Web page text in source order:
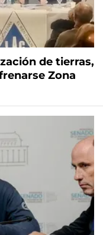
de tierras,
Zona